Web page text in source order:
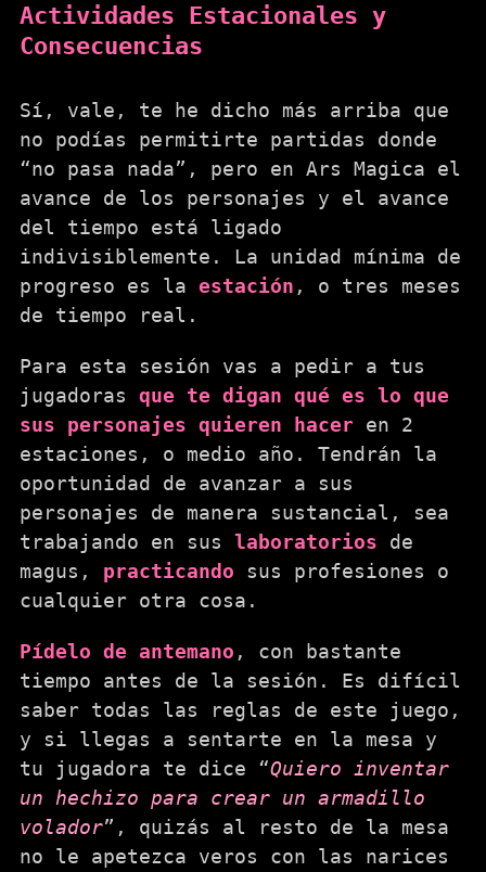
Actividades Estacionales y
Consecuencias
Sí, vale, te he dicho más arriba que
no podías permitirte partidas donde
“no pasa nada”, pero en Ars Magica el
avance de los personajes y el avance
del tiempo está ligado
indivisiblemente. La unidad mínima de
progreso es la estación , o tres meses
de tiempo real.
Para esta sesión vas a pedir a tus
jugadoras que te digan qué es lo que
sus personajes quieren hacer en 2
estaciones, o medio año. Tendrán la
oportunidad de avanzar a sus
personajes de manera sustancial, sea
trabajando en sus laboratorios de
magus, practicando sus profesiones o
cualquier otra cosa.
Pídelo de antemano , con bastante
tiempo antes de la sesión. Es difícil
saber todas las reglas de este juego,
y si llegas a sentarte en la mesa y
tu jugadora te dice “Quiero inventar
un hechizo para crear un armadillo
volador”, quizás al resto de la mesa
no le apetezca veros con las narices